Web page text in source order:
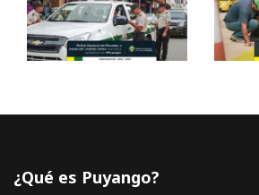
¿Qué es Puyango?